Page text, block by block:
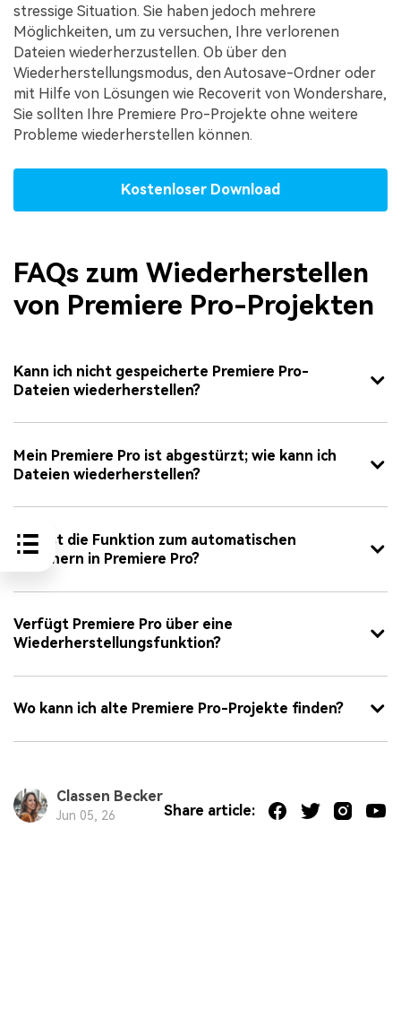
stressige Situation. Sie haben jedoch mehrere
Möglichkeiten, um zu versuchen, Ihre verlorenen
Dateien wiederherzustellen. Ob über den
Wiederherstellungsmodus, den Autosave-Ordner oder
mit Hilfe von Lösungen wie Recoverit von Wondershare,
Sie sollten Ihre Premiere Pro-Projekte ohne weitere
Probleme wiederherstellen können.
Kostenloser Download
FAQs zum Wiederherstellen
von Premiere Pro-Projekten
Kann ich nicht gespeicherte Premiere Pro-
Dateien wiederherstellen?
Mein Premiere Pro ist abgestürzt; wie kann ich
Dateien wiederherstellen?
Was ist die Funktion zum automatischen
Speichern in Premiere Pro?
Verfügt Premiere Pro über eine
Wiederherstellungsfunktion?
Wo kann ich alte Premiere Pro-Projekte finden?
Classen Becker
Jun 05, 26 Share article: